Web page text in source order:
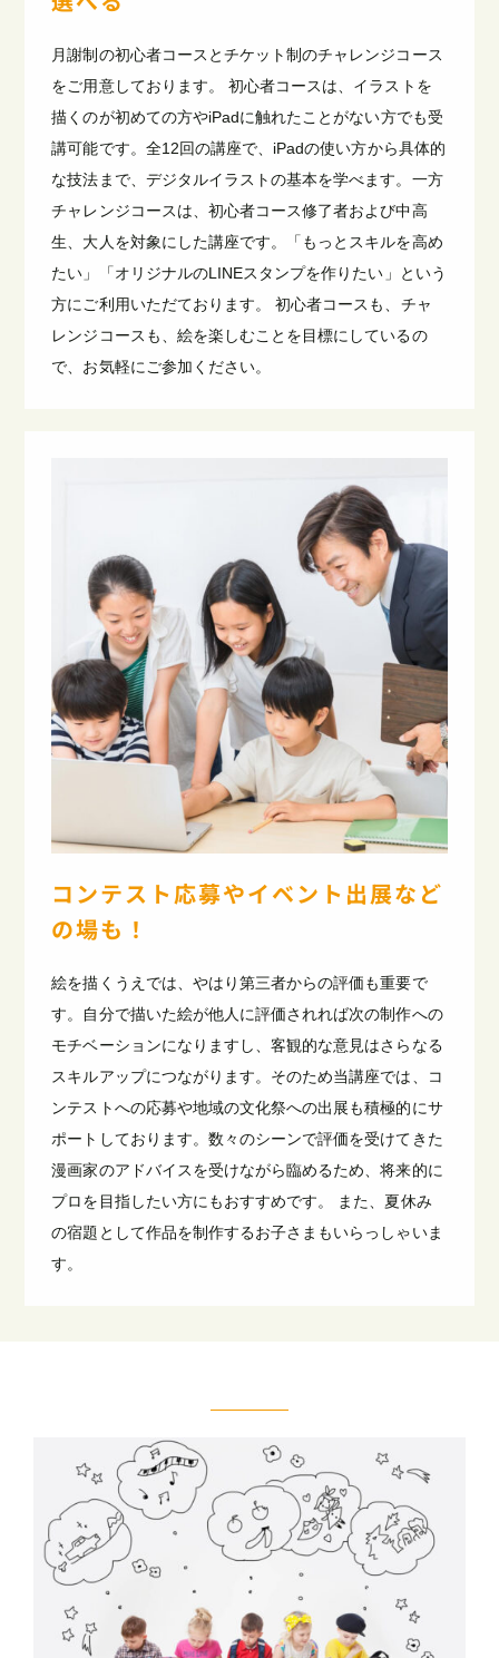
月謝制の初心者コースとチケット制のチャレンジコース
をご用意しております。 初心者コースは、イラストを
描くのが初めての方やiPadに触れたことがない方でも受
講可能です。全12回の講座で、iPadの使い方から具体的
な技法まで、デジタルイラストの基本を学べます。一方
チャレンジコースは、初心者コース修了者および中高
生、大人を対象にした講座です。「もっとスキルを高め
たい」「オリジナルのLINEスタンプを作りたい」という
方にご利用いただております。 初心者コースも、チャ
レンジコースも、絵を楽しむことを目標にしているの
で、お気軽にご参加ください。
コンテスト応募やイベント出展など
の場も！
絵を描くうえでは、やはり第三者からの評価も重要で
す。自分で描いた絵が他人に評価されれば次の制作への
モチベーションになりますし、客観的な意見はさらなる
スキルアップにつながります。そのため当講座では、コ
ンテストへの応募や地域の文化祭への出展も積極的にサ
ポートしております。数々のシーンで評価を受けてきた
漫画家のアドバイスを受けながら臨めるため、将来的に
プロを目指したい方にもおすすめです。 また、夏休み
の宿題として作品を制作するお子さまもいらっしゃいま
す。